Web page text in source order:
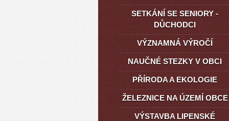
SETKÁNÍ SE SENIORY -
DŮCHODCI
VÝZNAMNÁ VÝROČÍ
NAUČNÉ STEZKY V OBCI
PŘÍRODA A EKOLOGIE
ŽELEZNICE NA ÚZEMÍ OBCE
VÝSTAVBA LIPENSKÉ